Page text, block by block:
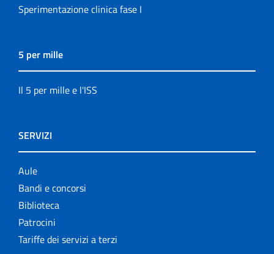
Sperimentazione clinica fase I
5 per mille
Il 5 per mille e l'ISS
SERVIZI
Aule
Bandi e concorsi
Biblioteca
Patrocini
Tariffe dei servizi a terzi